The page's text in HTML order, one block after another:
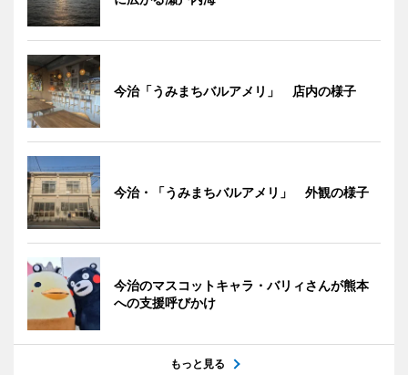
今治「うみまちバルアメリ」 店内の様子
今治・「うみまちバルアメリ」 外観の様子
今治のマスコットキャラ・バリィさんが熊本
への支援呼びかけ
もっと見る